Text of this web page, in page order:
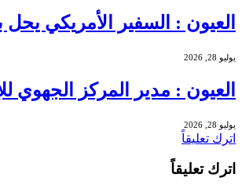
العيون : السفير الأمريكي يحل
يوليو 28, 2026
العيون : مدير المركز الجهوي
يوليو 28, 2026
اترك تعليقاً
اترك تعليقاً